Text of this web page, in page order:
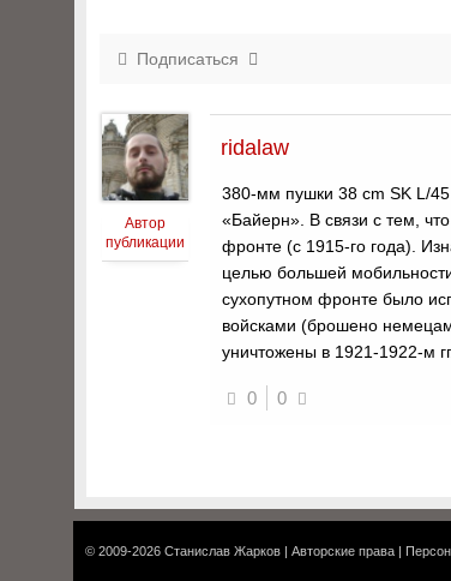
Подписаться
Автор
публикации
ridalaw
380-мм пушки 38 cm SK L/
«Байерн». В связи с тем,
фронте (с 1915-го года).
целью большей
сухопутном фронте было
войсками (брошено
уничтожены в 1921-1922-м
0 0
© 2009-2026 Станислав Жарков | Авторские права |